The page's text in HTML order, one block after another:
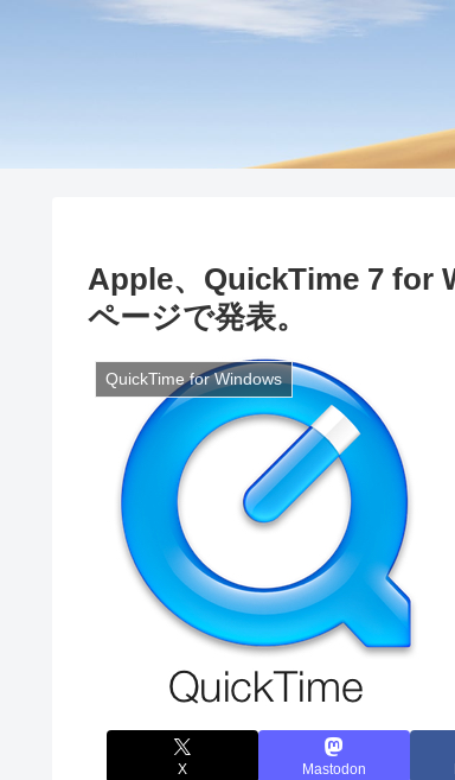
Apple、QuickTime 7 for
ページで発表。
QuickTime for Windows
X Mastodon